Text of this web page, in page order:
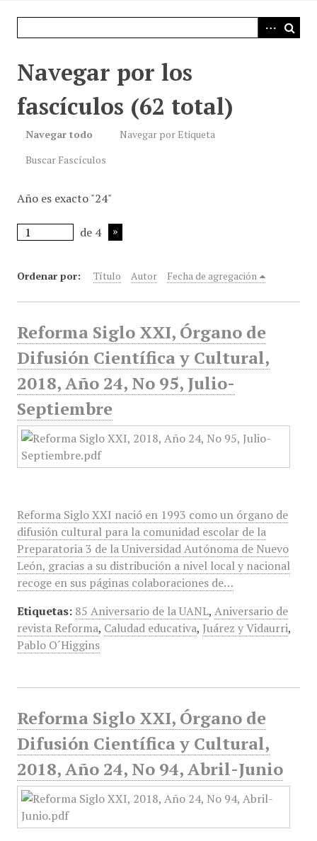
Navegar por los
fascículos (62 total)
Navegar todo
Navegar por Etiqueta
Buscar Fascículos
Año es exacto "24"
de 4
Ordenar por: Título Autor Fecha de agregación
Reforma Siglo XXI, Órgano de
Difusión Científica y Cultural,
2018, Año 24, No 95, Julio-
Septiembre
Reforma Siglo XXI nació en 1993 como un órgano de
difusión cultural para la comunidad escolar de la
Preparatoria 3 de la Universidad Autónoma de Nuevo
León, gracias a su distribución a nivel local y nacional
recoge en sus páginas colaboraciones de…
Etiquetas: 85 Aniversario de la UANL, Aniversario de
revista Reforma, Caludad educativa, Juárez y Vidaurri,
Pablo O´Higgins
Reforma Siglo XXI, Órgano de
Difusión Científica y Cultural,
2018, Año 24, No 94, Abril-Junio